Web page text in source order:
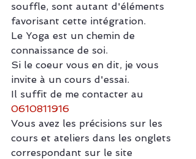
souffle, sont autant d'éléments
favorisant cette intégration.
Le Yoga est un chemin de
connaissance de soi.
Si le coeur vous en dit, je vous
invite à un cours d'essai.
Il suffit de me contacter au
0610811916
Vous avez les précisions sur les
cours et ateliers dans les onglets
correspondant sur le site